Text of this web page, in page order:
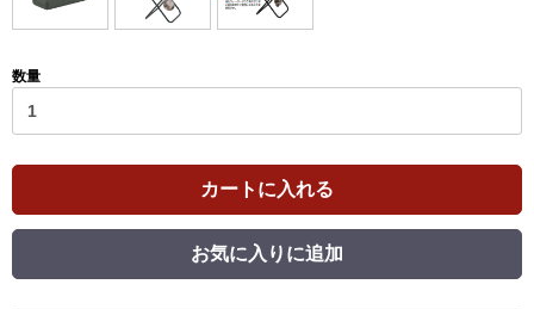
数量
カートに入れる
お気に入りに追加